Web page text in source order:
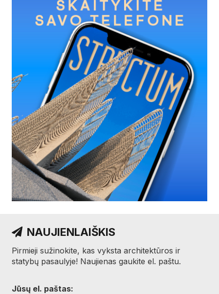
NAUJIENLAIŠKIS
Pirmieji sužinokite, kas vyksta architektūros ir
statybų pasaulyje! Naujienas gaukite el. paštu.
Jūsų el. paštas: